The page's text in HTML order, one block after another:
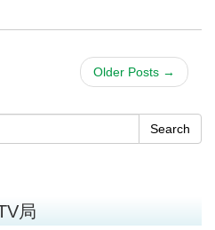
Older Posts →
Search
局